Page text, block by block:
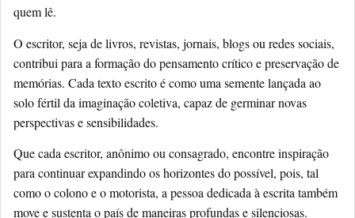
quem lê.
O escritor, seja de livros, revistas, jornais, blogs ou redes sociais,
contribui para a formação do pensamento crítico e preservação de
memórias. Cada texto escrito é como uma semente lançada ao
solo fértil da imaginação coletiva, capaz de germinar novas
perspectivas e sensibilidades.
Que cada escritor, anônimo ou consagrado, encontre inspiração
para continuar expandindo os horizontes do possível, pois, tal
como o colono e o motorista, a pessoa dedicada à escrita também
move e sustenta o país de maneiras profundas e silenciosas.